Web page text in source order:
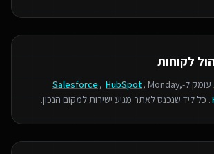
עומק ל- Salesforce , HubSpot, Monday,
. כל ליד שנכנס לאתר מגיע ישירות למקום הנכון.